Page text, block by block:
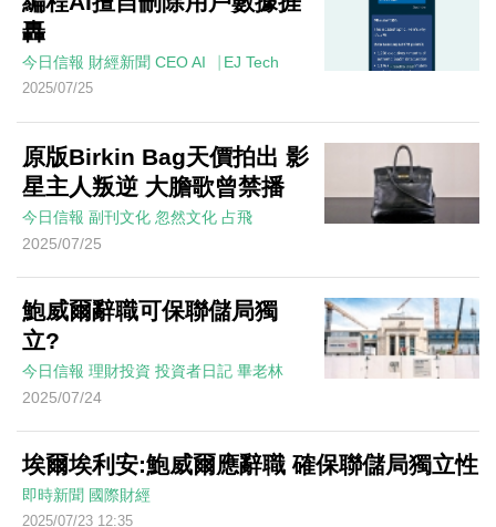
轟
今日信報 財經新聞 CEO AI⎹ EJ Tech
2025/07/25
原版Birkin Bag天價拍出 影
星主人叛逆 大膽歌曾禁播
今日信報 副刊文化 忽然文化 占飛
2025/07/25
鮑威爾辭職可保聯儲局獨
立?
今日信報 理財投資 投資者日記 畢老林
2025/07/24
埃爾埃利安:鮑威爾應辭職 確保聯儲局獨立性
即時新聞 國際財經
2025/07/23 12:35